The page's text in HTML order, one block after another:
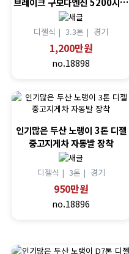
디젤식 |3.3톤 | 경기
1,200만원
no.18898
인기많은 두산 노랭이 3톤 디젤
중고지게차 자동발 장착
디젤식 | 3톤 | 경기
950만원
no.18896